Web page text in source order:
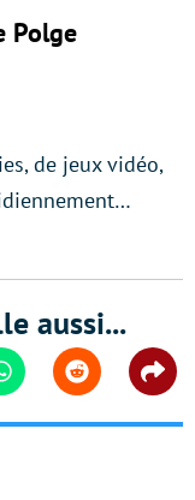
Polge
de jeux vidéo,
aussi...
WhatsappReddit